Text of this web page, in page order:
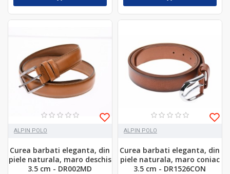
ALPIN POLO
Curea barbati eleganta, din
piele naturala, maro deschis
3.5 cm - DR002MD
ALPIN POLO
Curea barbati eleganta, din
piele naturala, maro coniac
3.5 cm - DR1526CON